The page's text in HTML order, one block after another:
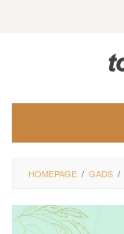
HOMEPAGE / GADS /